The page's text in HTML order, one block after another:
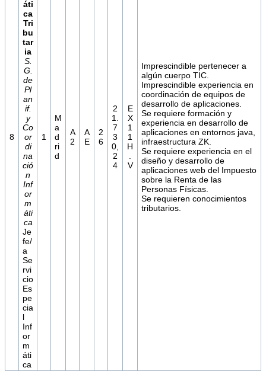
8
áti
ca
Tri
bu
tar
ia
S.
G.
de
Pl
an
if.
y
Co
or
di
na
ció
n
Inf
or
m
áti
ca
Je
fe/
a
Se
rvi
cio
Es
pe
cia
l
Inf
or
m
áti
ca
1
M
a
d
ri
d
A
2
A
E
2
6
2
1.
7
3
0,
2
4
E
X
1
1
H
V
Imprescindible pertenecer a
algún cuerpo TIC.
Imprescindible experiencia en
coordinación de equipos de
desarrollo de aplicaciones.
Se requiere formación y
experiencia en desarrollo de
aplicaciones en entornos java,
infraestructura ZK.
Se requiere experiencia en el
diseño y desarrollo de
aplicaciones web del Impuesto
sobre la Renta de las
Personas Físicas.
Se requieren conocimientos
tributarios.